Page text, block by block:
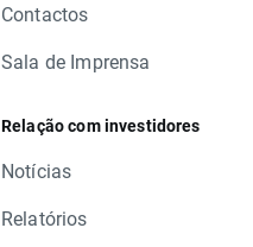
Contactos
Sala de Imprensa
Relação com investidores
Notícias
Relatórios